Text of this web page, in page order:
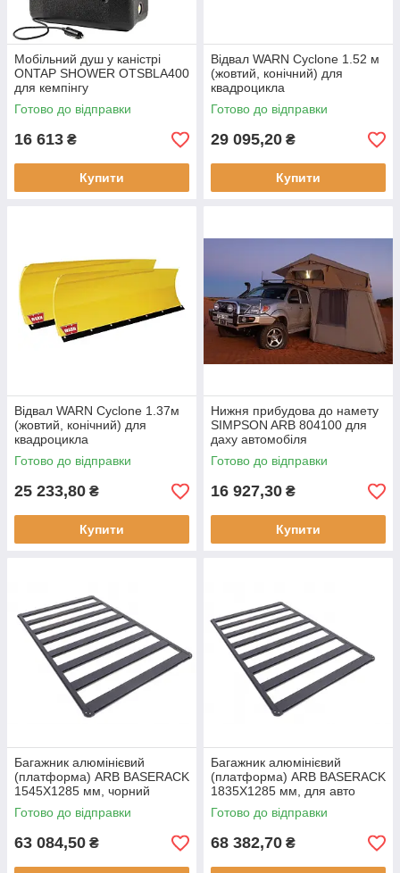
Мобільний душ у каністрі
ONTAP SHOWER OTSBLA400
для кемпінгу
Готово до відправки
16 613 ₴
Купити
Відвал WARN Cyclone 1.52 м
(жовтий, конічний) для
квадроцикла
Готово до відправки
29 095,20 ₴
Купити
Відвал WARN Cyclone 1.37м
(жовтий, конічний) для
квадроцикла
Готово до відправки
25 233,80 ₴
Купити
Нижня прибудова до намету
SIMPSON ARB 804100 для
даху автомобіля
Готово до відправки
16 927,30 ₴
Купити
Багажник алюмінієвий
(платформа) ARB BASERACK
1545X1285 мм, чорний
Готово до відправки
63 084,50 ₴
Багажник алюмінієвий
(платформа) ARB BASERACK
1835X1285 мм, для авто
Готово до відправки
68 382,70 ₴